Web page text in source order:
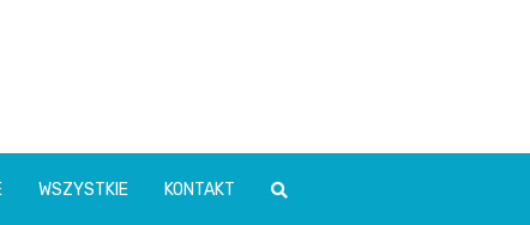
WSZYSTKIE KONTAKT